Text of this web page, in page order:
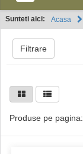
Sunteti aici: Acasa
Filtrare
Produse pe pagina: